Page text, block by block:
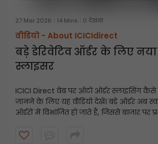
27 Mar 2026 14 Mins 0 देखना
वीडियो - About ICICIdirect
बड़े डेरिवेटिव ऑर्डर के लिए
स्लाइसर
ICICI Direct वेब पर ऑटो ऑर्डर स्लाइसिंग
जानने के लिए यह वीडियो देखें। बड़े ऑर्डर अब
ऑर्डरों में विभाजित हो जाते हैं, जिससे बाजार पर